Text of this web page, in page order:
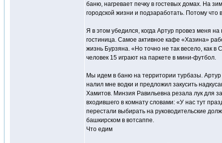
баню, нагревает печку в гостевых домах. На
городской жизни и подзаработать. Потому что
Я в этом убедился, когда Артур провез меня
гостиница. Самое активное кафе «Хазина»
жизнь Бурзяна. «Но точно не так весело, как
человек 15 играют на паркете в мини-футбол.
Мы идем в баню на территории турбазы. Артур
налил мне водки и предложил закусить
Хамитов. Минзия Равильевна резала лук для
входившего в комнату словами: «У нас тут
перестали выбирать на руководительские
башкирском в вотсаппе.
Что едим